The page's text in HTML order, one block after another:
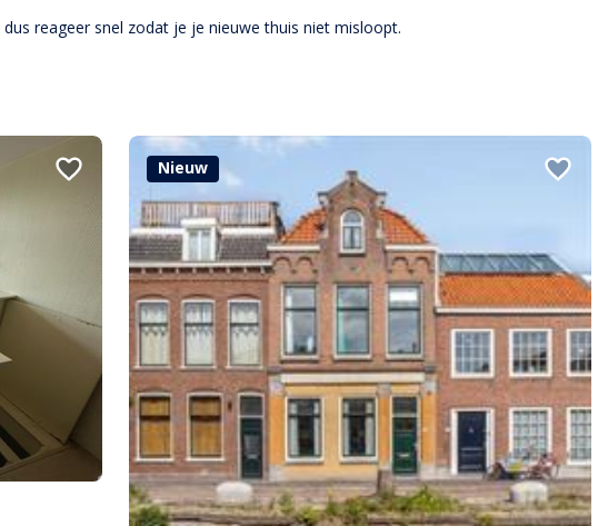
dus reageer snel zodat je je nieuwe thuis niet misloopt.
Nieuw